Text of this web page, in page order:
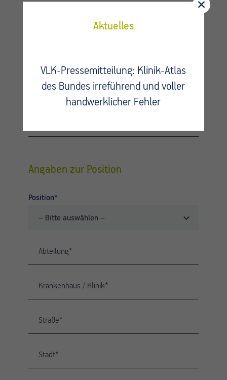
Angaben zur Position
Position*
– Bitte auswählen –
Aktuelles
VLK-Pressemitteilung: Klinik-Atlas
des Bundes irreführend und voller
handwerklicher Fehler